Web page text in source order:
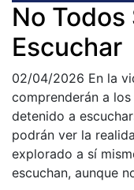
No
Escuchar
02/04/2026 En la
comprenderán a
detenido a
podrán ver la
explorado a sí
escuchan, aunque